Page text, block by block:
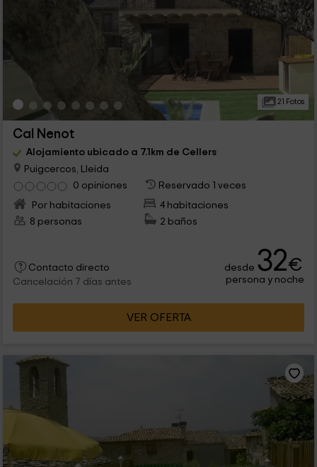
21 Fotos
Cal Nenot
Alojamiento ubicado a 7.1km de Cellers
Puigcercos, Lleida
0 opiniones
Reservado 1 veces
Por habitaciones
4 habitaciones
8 personas
2 baños
Contacto directo
Cancelación 7 días antes
desde 32€
persona y noche
VER OFERTA